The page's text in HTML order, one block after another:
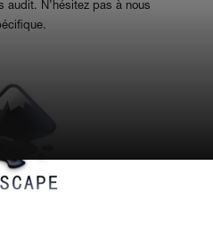
audit. N’hésitez pas à nous